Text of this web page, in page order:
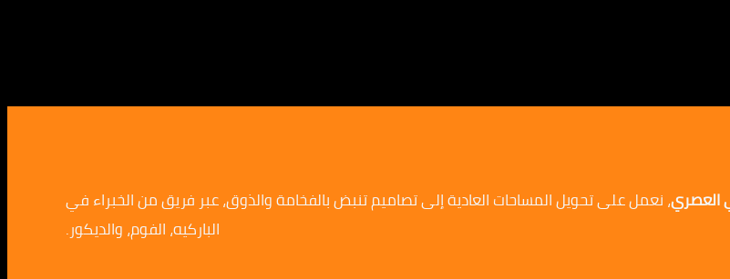
العصري، نعمل على تحويل المساحات العادية إلى تصاميم تنبض بالفخامة والذوق، عبر فريق من الخبراء في
الباركيه، الفوم، والديكور.